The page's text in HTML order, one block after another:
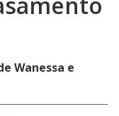
Wanessa e